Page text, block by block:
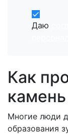
Даю
Как
камень
Многие люди
образования